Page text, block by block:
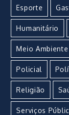
Esporte
Humanitário
Meio Ambiente
Policial
Religião
Serviços